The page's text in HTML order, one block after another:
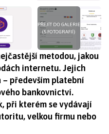
PŘEJÍT DO GALERIE
(5 FOTOGRAFIÍ)
metodou, jakou
internetu. Jejich
především platební
bankovnictví.
při kterém se vydávají
velkou firmu nebo